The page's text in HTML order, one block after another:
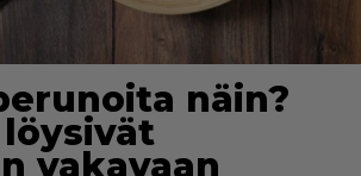
näin?
vakavaan